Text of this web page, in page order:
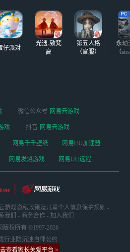
用
大部分玩家的手机
内存都较为吃紧，
使用云游戏，就能
够不占内存免下载
游玩了，那么接下
请看下文介绍。
仔派对
光遇-致梵
高
第五人格
（官服）
永劫
（
微信公众号 网易云游戏
戏 抖音 网易云游戏
网易千千壁纸 网易UU加速器
网易发烧游戏 网易UU远程
游戏隐私政策及儿童个人信息保护规则 -
我们 - 商务合作 - 加入我们
版权所有 ©1997-2026
行业防沉迷自律公约
查看家长关爱平台 >